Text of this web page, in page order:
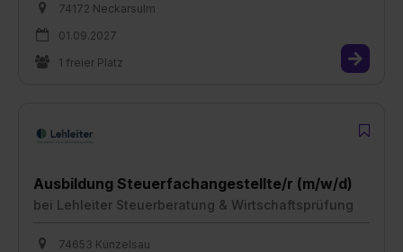
74172 Neckarsulm
01.09.2027
1 freier Platz
Ausbildung Steuerfachangestellte/r (m/w/d)
bei Lehleiter Steuerberatung & Wirtschaftsprüfung
74653 Künzelsau